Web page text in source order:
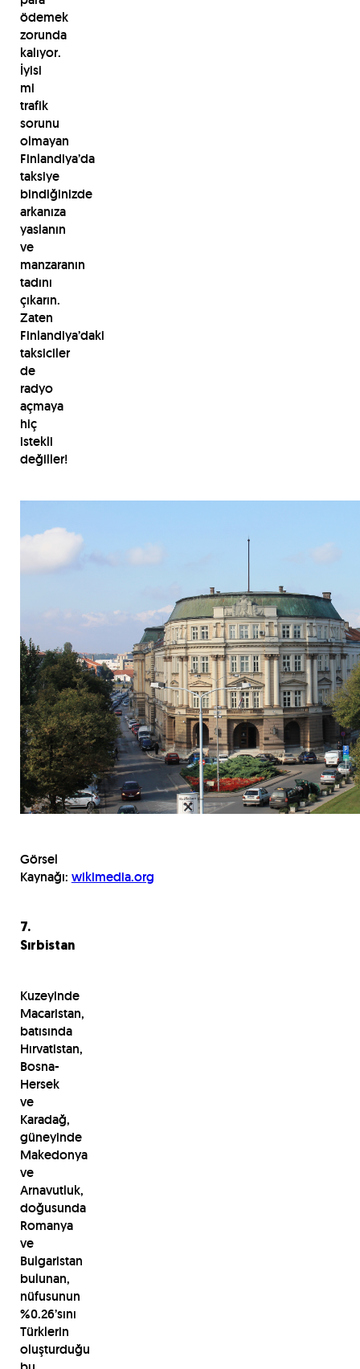
ödemek
zorunda
kalıyor.
İyisi
mi
trafik
sorunu
olmayan
Finlandiya’da
taksiye
bindiğinizde
arkanıza
yaslanın
ve
manzaranın
tadını
çıkarın.
Zaten
Finlandiya’daki
taksiciler
de
radyo
açmaya
hiç
istekli
değiller!
Görsel
Kaynağı: wikimedia.org
7.
Sırbistan
Kuzeyinde
Macaristan,
batısında
Hırvatistan,
Bosna-
Hersek
ve
Karadağ,
güneyinde
Makedonya
ve
Arnavutluk,
doğusunda
Romanya
ve
Bulgaristan
bulunan,
nüfusunun
%0.26’sını
Türklerin
oluşturduğu